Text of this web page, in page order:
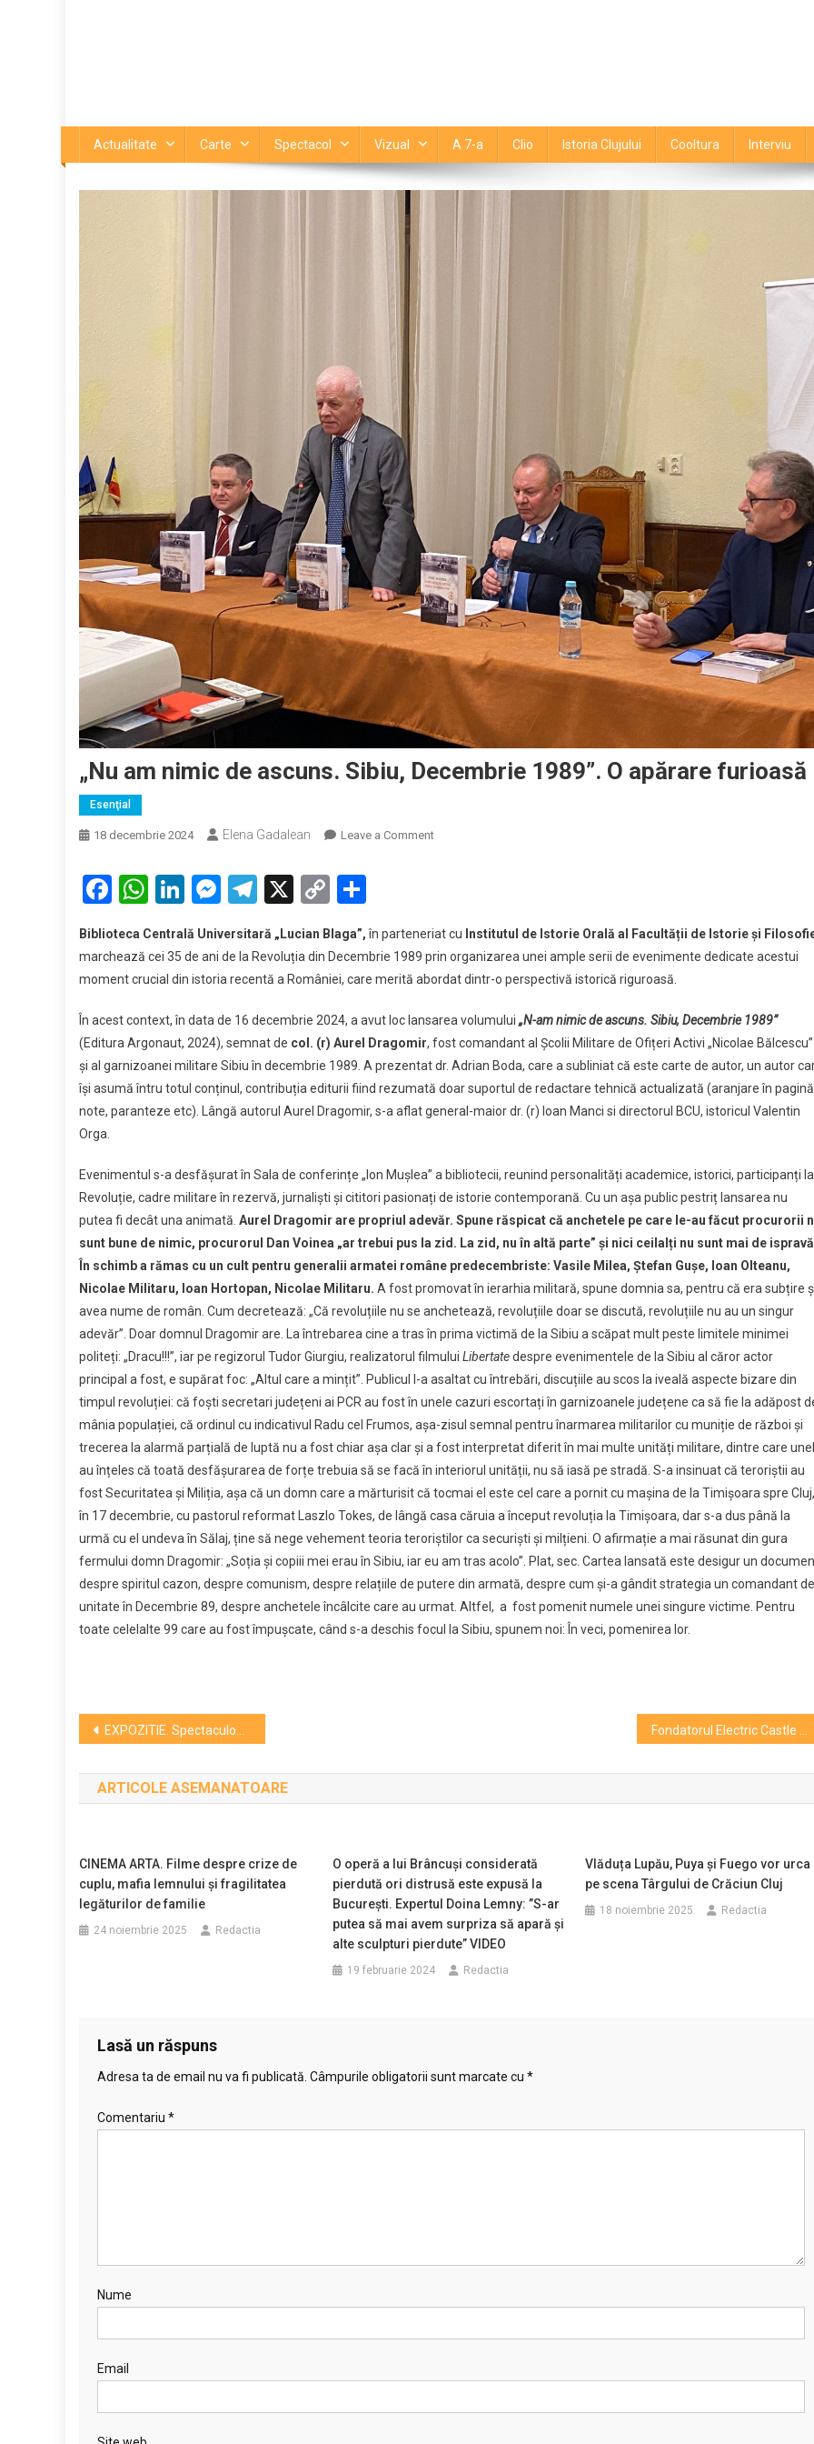
Actualitate Carte Spectacol Vizual A 7-a Clio Istoria Clujului Cooltura Interviu
„Nu am nimic de ascuns. Sibiu, Decembrie 1989”. O apărare furioasă
Esenţial
18 decembrie 2024 Elena Gadalean Leave a Commenton
ascuns.
Sibiu,
Decembrie
O
apărare
furioasă
Facebook
WhatsApp
LinkedIn
Messenger
Telegram
X
Copy
Biblioteca Centrală Universitară „Lucian Blaga”,în parteneriat cu Institutul de Istorie Orală al Facultății de Istorie și
marchează cei 35 de ani de la Revoluția din Decembrie 1989 prin organizarea unei ample serii de evenimente dedicate acestui
moment crucial din istoria recentă a României, care merită abordat dintr-o perspectivă istorică riguroasă.
În acest context, în data de 16 decembrie 2024, a avut loc lansarea volumului „N-am nimic de ascuns. Sibiu, Decembrie 1989”
(Editura Argonaut, 2024), semnat de col. (r) Aurel Dragomir, fost comandant al Școlii Militare de Ofițeri Activi „Nicolae Bălcescu”
și al garnizoanei militare Sibiu în decembrie 1989. A prezentat dr. Adrian Boda, care a subliniat că este carte de autor, un autor
își asumă întru totul conținul, contribuția editurii fiind rezumată doar suportul de redactare tehnică actualizată (aranjare în
note, paranteze etc). Lângă autorul Aurel Dragomir, s-a aflat general-maior dr. (r) Ioan Manci si directorul BCU, istoricul Valentin
Orga.
Evenimentul s-a desfășurat în Sala de conferințe „Ion Mușlea” a bibliotecii, reunind personalități academice, istorici, participanți la
Revoluție, cadre militare în rezervă, jurnaliști și cititori pasionați de istorie contemporană. Cu un așa public pestriț lansarea nu
putea fi decât una animată. Aurel Dragomir are propriul adevăr. Spune răspicat că anchetele pe care le-au făcut procurorii
sunt bune de nimic, procurorul Dan Voinea „ar trebui pus la zid. La zid, nu în altă parte” și nici ceilalți nu sunt mai de ispravă
În schimb a rămas cu un cult pentru generalii armatei române predecembriste: Vasile Milea, Ștefan Gușe, Ioan Olteanu,
Nicolae Militaru, Ioan Hortopan, Nicolae Militaru. A fost promovat în ierarhia militară, spune domnia sa, pentru că era subțire
avea nume de român. Cum decretează: „Că revoluțiile nu se anchetează, revoluțiile doar se discută, revoluțiile nu au un singur
adevăr”. Doar domnul Dragomir are. La întrebarea cine a tras în prima victimă de la Sibiu a scăpat mult peste limitele minimei
politeți: „Dracu!!!”, iar pe regizorul Tudor Giurgiu, realizatorul filmului Libertatedespre evenimentele de la Sibiu al căror actor
principal a fost, e supărat foc: „Altul care a mințit”. Publicul l-a asaltat cu întrebări, discuțiile au scos la iveală aspecte bizare din
timpul revoluției: că foști secretari județeni ai PCR au fost în unele cazuri escortați în garnizoanele județene ca să fie la adăpost
mânia populației, că ordinul cu indicativul Radu cel Frumos, așa-zisul semnal pentru înarmarea militarilor cu muniție de război și
trecerea la alarmă parțială de luptă nu a fost chiar așa clar și a fost interpretat diferit în mai multe unități militare, dintre care
au înțeles că toată desfășurarea de forțe trebuia să se facă în interiorul unității, nu să iasă pe stradă. S-a insinuat că teroriștii au
fost Securitatea și Miliția, așa că un domn care a mărturisit că tocmai el este cel care a pornit cu mașina de la Timișoara spre Cluj,
în 17 decembrie, cu pastorul reformat Laszlo Tokes, de lângă casa căruia a început revoluția la Timișoara, dar s-a dus până la
urmă cu el undeva în Sălaj, ține să nege vehement teoria teroriștilor ca securiști și milțieni. O afirmație a mai răsunat din gura
fermului domn Dragomir: „Soția și copiii mei erau în Sibiu, iar eu am tras acolo”. Plat, sec. Cartea lansată este desigur un
despre spiritul cazon, despre comunism, despre relațiile de putere din armată, despre cum și-a gândit strategia un comandant de
unitate în Decembrie 89, despre anchetele încâlcite care au urmat. Altfel, a fost pomenit numele unei singure victime. Pentru
toate celelalte 99 care au fost împușcate, când s-a deschis focul la Sibiu, spunem noi: În veci, pomenirea lor.
Navigare
în
articole
EXPOZITIE. Spectaculoasa retrospectivă a anului 1989 Fondatorul Electric Castle deschide un club în Casa Hintz
ARTICOLE ASEMANATOARE
CINEMA ARTA. Filme despre crize de
cuplu, mafia lemnului și fragilitatea
legăturilor de familie
24 noiembrie 2025 Redactia
O operă a lui Brâncuși considerată
pierdută ori distrusă este expusă la
București. Expertul Doina Lemny: ”S-ar
putea să mai avem surpriza să apară şi
alte sculpturi pierdute” VIDEO
19 februarie 2024 Redactia
Vlăduța Lupău, Puya și Fuego vor urca
pe scena Târgului de Crăciun Cluj
18 noiembrie 2025 Redactia
Lasă un răspuns
Adresa ta de email nu va fi publicată. Câmpurile obligatorii sunt marcate cu *
Comentariu *
Nume
Email